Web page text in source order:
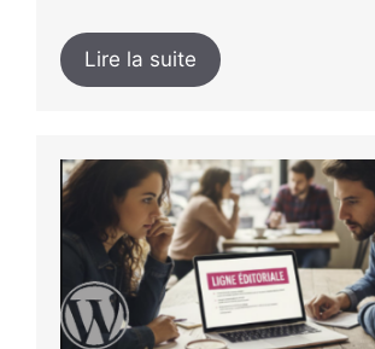
Lire la suite